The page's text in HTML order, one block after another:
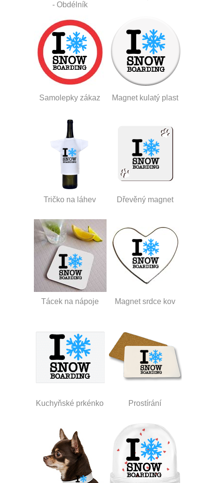
- Obdélník
Samolepky zákaz Magnet kulatý plast
Tričko na láhev Dřevěný magnet
Tácek na nápoje Magnet srdce kov
Kuchyňské prkénko Prostírání